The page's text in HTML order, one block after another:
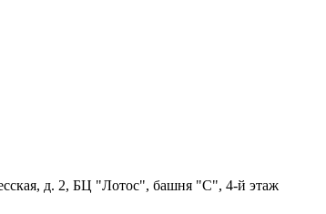
д. 2, БЦ "Лотос", башня "С", 4-й этаж